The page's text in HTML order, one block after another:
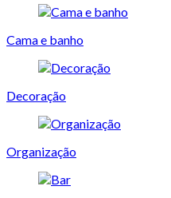
Cama e banho
Decoração
Organização